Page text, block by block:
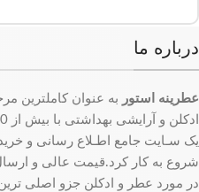
درباره ما
عطرینه استور به عنوان کاملترین
یک سـایت جامع اطـلاع رسانی و
شروع به کار کرد.قیمت عالی و
در مورد عطر و ادکلن جزو اصلی ترین